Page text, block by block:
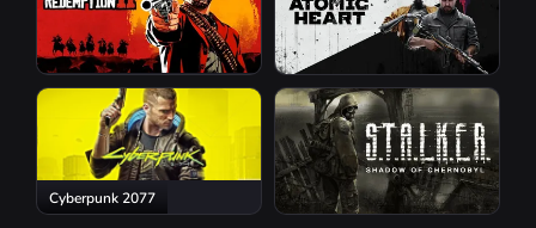
Red Dead Redemption 2 Atomic Heart
Cyberpunk 2077